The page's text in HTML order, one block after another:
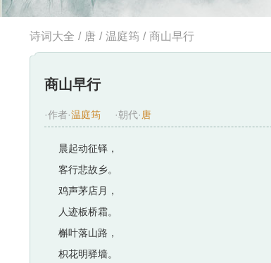
诗词大全 / 唐 / 温庭筠 / 商山早行
商山早行
·作者·温庭筠 ·朝代· 唐
晨起动征铎，
客行悲故乡。
鸡声茅店月，
人迹板桥霜。
槲叶落山路，
枳花明驿墙。